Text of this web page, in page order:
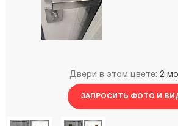
Двери в этом цвете: 2
ЗАПРОСИТЬ ФОТО И